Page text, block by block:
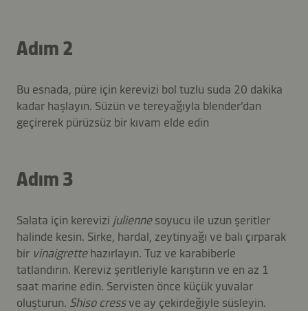
Adım 2
Bu esnada, püre için kerevizi bol tuzlu suda 20 dakika
kadar haşlayın. Süzün ve tereyağıyla blender’dan
geçirerek pürüzsüz bir kıvam elde edin
Adım 3
Salata için kerevizi juliennesoyucu ile uzun şeritler
halinde kesin. Sirke, hardal, zeytinyağı ve balı çırparak
bir vinaigrettehazırlayın. Tuz ve karabiberle
tatlandırın. Kereviz şeritleriyle karıştırın ve en az 1
saat marine edin. Servisten önce küçük yuvalar
oluşturun. Shiso cressve ay çekirdeğiyle süsleyin.